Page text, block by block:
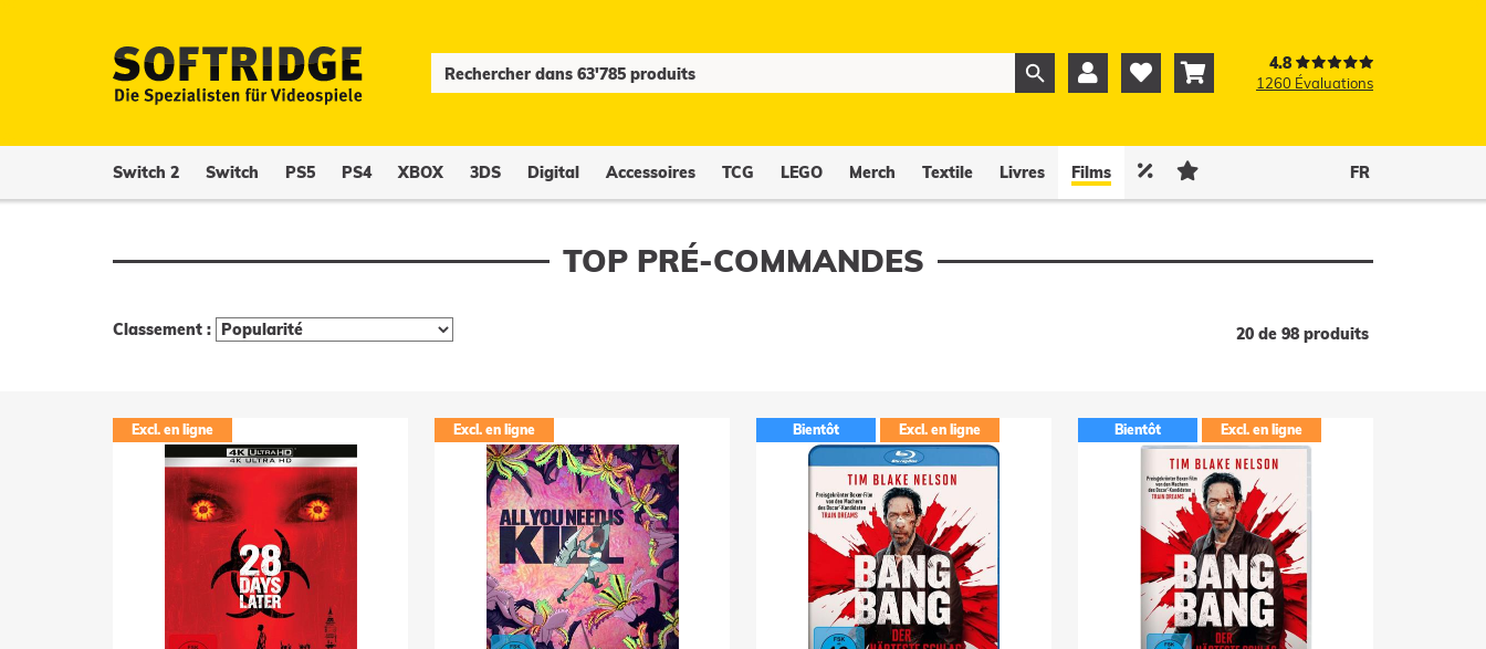
   4.8
1260 Évaluations
Switch 2 Switch PS5 PS4 XBOX 3DS Digital Accessoires TCG LEGO Merch Textile Livres Films   FR
TOP PRÉ-COMMANDES
Classement : 20 de 98 produits
Excl. en ligne Excl. en ligne Bientôt Excl. en ligne Bientôt Excl. en ligne